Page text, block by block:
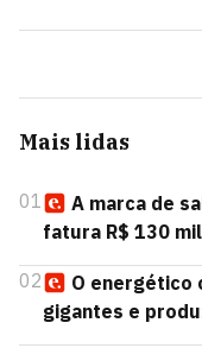
Mais lidas
01
A marca de
fatura R$ 130
02
O energético
gigantes e